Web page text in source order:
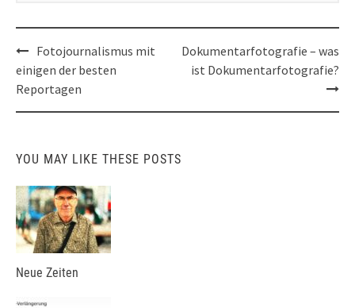
Post
navigation
Fotojournalismus mit
einigen der besten
Reportagen
Dokumentarfotografie – was
ist Dokumentarfotografie?
YOU MAY LIKE THESE POSTS
Neue Zeiten